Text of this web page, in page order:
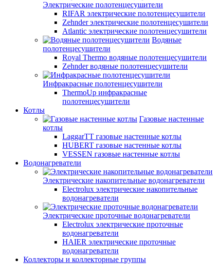
Электрические полотенцесушители
RIFAR электрические полотенцесушители
Zehnder электрические полотенцесушители
Atlantic электрические полотенцесушители
Водяные
полотенцесушители
Royal Thermo водяные полотенцесушители
Zehnder водяные полотенцесушители
Инфракрасные полотенцесушители
ThermoUp инфракрасные
полотенцесушители
Котлы
Газовые настенные
котлы
LaggarTT газовые настенные котлы
HUBERT газовые настенные котлы
VESSEN газовые настенные котлы
Водонагреватели
Электрические накопительные водонагреватели
Electrolux электрические накопительные
водонагреватели
Электрические проточные водонагреватели
Electrolux электрические проточные
водонагреватели
HAIER электрические проточные
водонагреватели
Коллекторы и коллекторные группы